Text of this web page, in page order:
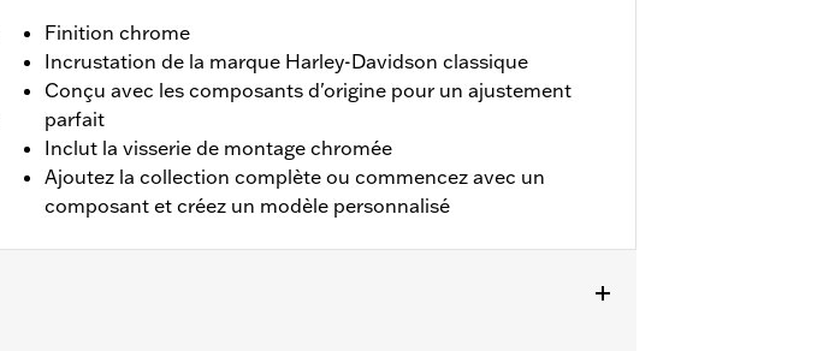
Finition chrome
Incrustation de la marque Harley-Davidson classique
Conçu avec les composants d'origine pour un ajustement
parfait
Inclut la visserie de montage chromée
Ajoutez la collection complète ou commencez avec un
composant et créez un modèle personnalisé